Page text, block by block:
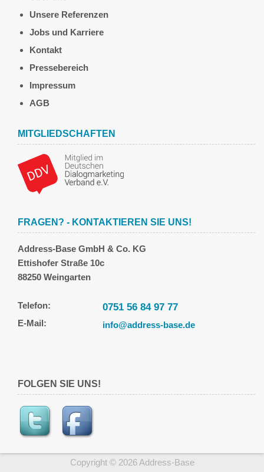
Unsere Referenzen
Jobs und Karriere
Kontakt
Pressebereich
Impressum
AGB
MITGLIEDSCHAFTEN
FRAGEN? - KONTAKTIEREN SIE UNS!
Address-Base GmbH & Co. KG
Ettishofer Straße 10c
88250 Weingarten
Telefon: 0751 56 84 97 77
E-Mail: info@address-base.de
FOLGEN SIE UNS!
Copyright © 2026 Address-Base